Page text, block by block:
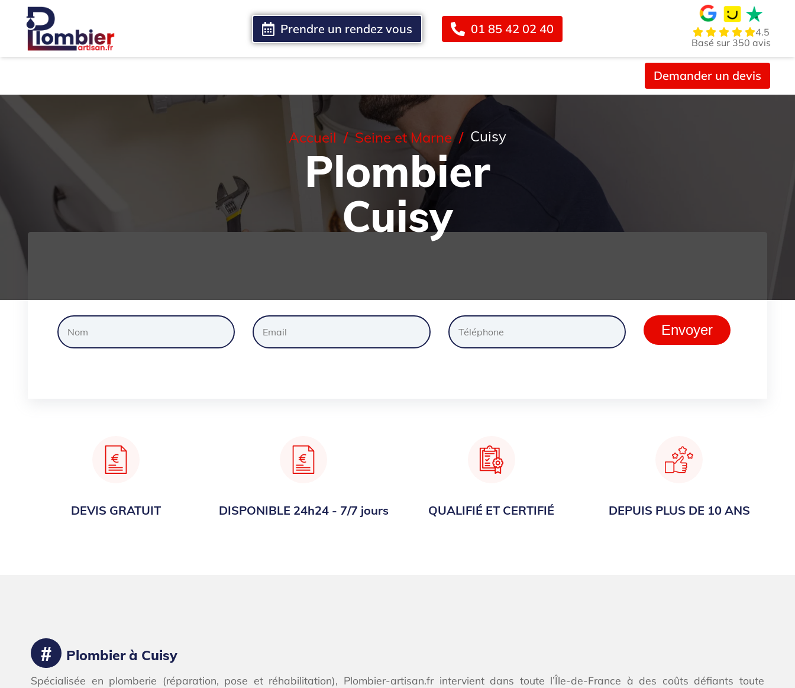
Prendre un rendez vous 01 85 42 02 40
4.5
Basé sur 350 avis
Demander un devis
Accueil Seine et Marne Cuisy
Plombier
Cuisy
Demander un devis gratuitement
Envoyer
DEVIS GRATUIT DISPONIBLE 24h24 - 7/7 jours QUALIFIÉ ET CERTIFIÉ DEPUIS PLUS DE 10 ANS
Plombier à Cuisy
Spécialisée en plomberie (réparation, pose et réhabilitation), Plombier-artisan.fr intervient dans toute l’Île-de-France à des coûts défiants toute